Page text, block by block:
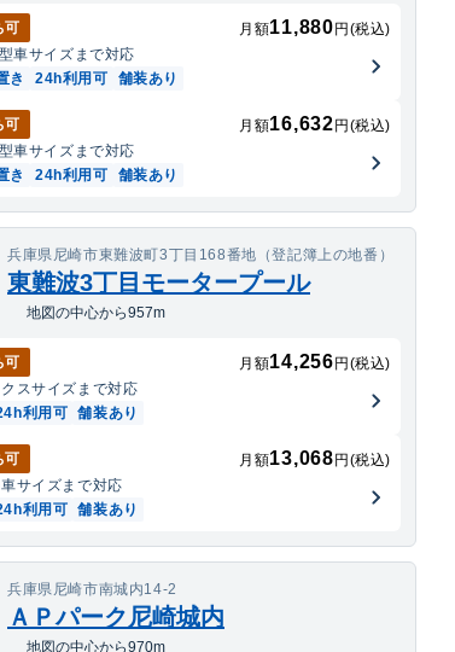
可 月額11,880 円(税込)
車サイズまで対応
き 24h利用可 舗装あり
可 月額16,632 円(税込)
車サイズまで対応
き 24h利用可 舗装あり
兵庫県尼崎市東難波町3丁目168番地（登記簿上の地番）
東難波3丁目モータープール
地図の中心から957m
可 月額14,256 円(税込)
スサイズまで対応
利用可 舗装あり
可 月額13,068 円(税込)
サイズまで対応
利用可 舗装あり
兵庫県尼崎市南城内14-2
ＡＰパーク尼崎城内
地図の中心から970m